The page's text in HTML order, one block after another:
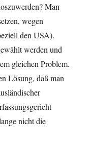
Man
wegen
den USA).
werden und
gleichen Problem.
Lösung, daß man
nicht die